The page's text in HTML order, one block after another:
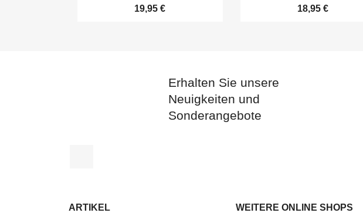
19,95 € 18,95 €
Erhalten Sie unsere
Neuigkeiten und
Sonderangebote
ARTIKEL WEITERE ONLINE SHOPS